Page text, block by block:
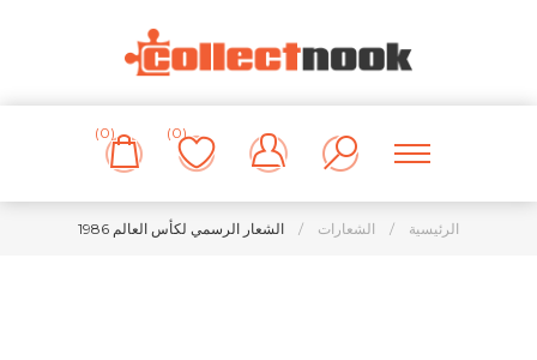
(0)
(0)
الرئيسية / الشعارات / الشعار الرسمي لكأس العالم 1986